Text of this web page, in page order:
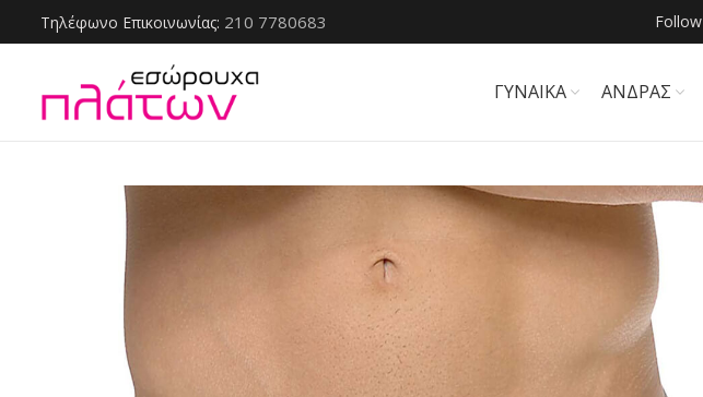
Τηλέφωνο Επικοινωνίας: 210 7780683
ΓΥΝΑΙΚΑ ΑΝΔΡΑΣ